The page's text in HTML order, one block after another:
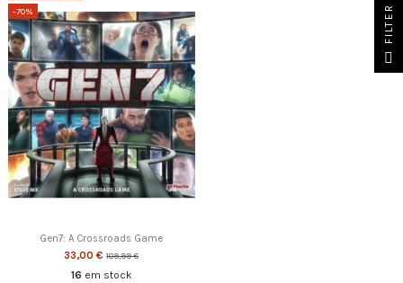
-70%
Gen7: A Crossroads Game
33,00 €109,99 €
16 em stock
FILTER